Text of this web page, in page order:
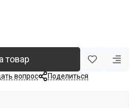
товар
вопрос Поделиться